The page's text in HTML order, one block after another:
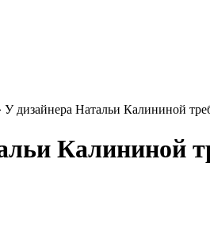
У дизайнера Натальи Калининой
Калининой